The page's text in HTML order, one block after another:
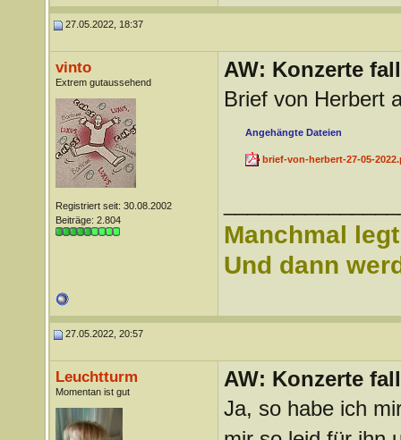
27.05.2022, 18:37
vinto
Extrem gutaussehend
Registriert seit: 30.08.2002
Beiträge: 2.804
AW: Konzerte
Brief von Herbert
Angehängte Dateien
brief-von-herbert-27-05-
Manchmal
Und dann
27.05.2022, 20:57
Leuchtturm
Momentan ist gut
AW: Konzerte
Ja, so habe ich